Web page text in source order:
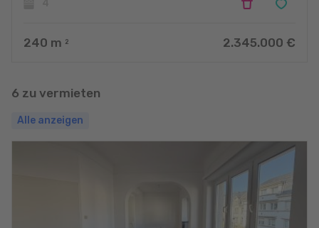
240 m 2 2.345.000 €
6 zu vermieten
Alle anzeigen